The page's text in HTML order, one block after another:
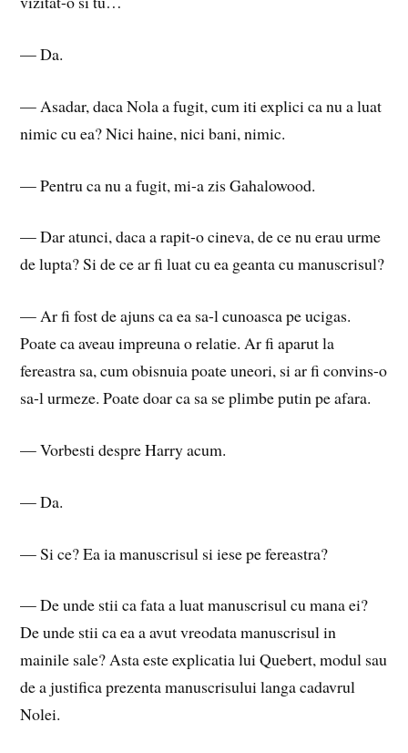
— Da.
— Asadar, daca Nola a fugit, cum iti explici ca nu a luat
nimic cu ea? Nici haine, nici bani, nimic.
— Pentru ca nu a fugit, mi-a zis Gahalowood.
— Dar atunci, daca a rapit-o cineva, de ce nu erau urme
de lupta? Si de ce ar fi luat cu ea geanta cu manuscrisul?
— Ar fi fost de ajuns ca ea sa-l cunoasca pe ucigas.
Poate ca aveau impreuna o relatie. Ar fi aparut la
fereastra sa, cum obisnuia poate uneori, si ar fi convins-o
sa-l urmeze. Poate doar ca sa se plimbe putin pe afara.
— Vorbesti despre Harry acum.
— Da.
— Si ce? Ea ia manuscrisul si iese pe fereastra?
— De unde stii ca fata a luat manuscrisul cu mana ei?
De unde stii ca ea a avut vreodata manuscrisul in
mainile sale? Asta este explicatia lui Quebert, modul sau
de a justifica prezenta manuscrisului langa cadavrul
Nolei.